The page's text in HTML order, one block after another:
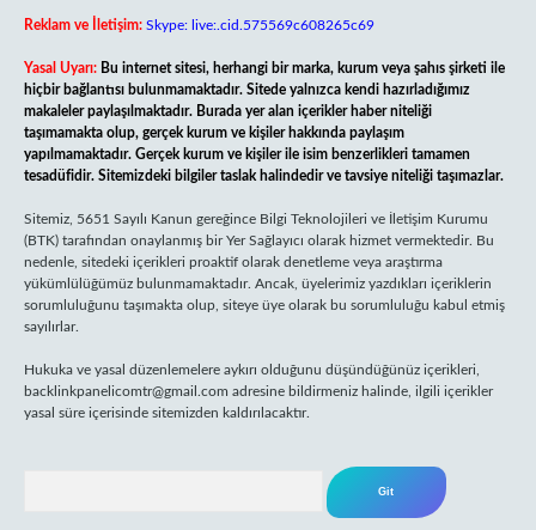
Reklam ve İletişim: Skype: live:.cid.575569c608265c69
Yasal Uyarı: Bu internet sitesi, herhangi bir marka, kurum veya şahıs şirketi ile
hiçbir bağlantısı bulunmamaktadır. Sitede yalnızca kendi hazırladığımız
makaleler paylaşılmaktadır. Burada yer alan içerikler haber niteliği
taşımamakta olup, gerçek kurum ve kişiler hakkında paylaşım
yapılmamaktadır. Gerçek kurum ve kişiler ile isim benzerlikleri tamamen
tesadüfidir. Sitemizdeki bilgiler taslak halindedir ve tavsiye niteliği taşımazlar.
Sitemiz, 5651 Sayılı Kanun gereğince Bilgi Teknolojileri ve İletişim Kurumu
(BTK) tarafından onaylanmış bir Yer Sağlayıcı olarak hizmet vermektedir. Bu
nedenle, sitedeki içerikleri proaktif olarak denetleme veya araştırma
yükümlülüğümüz bulunmamaktadır. Ancak, üyelerimiz yazdıkları içeriklerin
sorumluluğunu taşımakta olup, siteye üye olarak bu sorumluluğu kabul etmiş
sayılırlar.
Hukuka ve yasal düzenlemelere aykırı olduğunu düşündüğünüz içerikleri,
backlinkpanelicomtr@gmail.com adresine bildirmeniz halinde, ilgili içerikler
yasal süre içerisinde sitemizden kaldırılacaktır.